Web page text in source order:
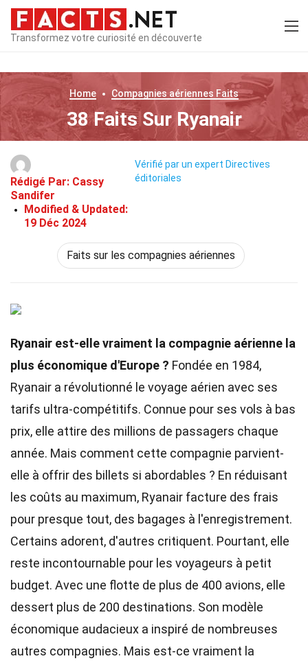
Transformez votre curiosité en découverte
Home Compagnies aériennes Faits
38 Faits Sur Ryanair
Rédigé Par: Cassy
Sandifer
Modified & Updated:
19 Déc 2024
Vérifié par un expert Directives
éditoriales
Faits sur les compagnies aériennes
Ryanair est-elle vraiment la compagnie aérienne la
plus économique d'Europe ? Fondée en 1984,
Ryanair a révolutionné le voyage aérien avec ses
tarifs ultra-compétitifs. Connue pour ses vols à bas
prix, elle attire des millions de passagers chaque
année. Mais comment cette compagnie parvient-
elle à offrir des billets si abordables ? En réduisant
les coûts au maximum, Ryanair facture des frais
pour presque tout, des bagages à l'enregistrement.
Certains adorent, d'autres critiquent. Pourtant, elle
reste incontournable pour les voyageurs à petit
budget. Avec une flotte de plus de 400 avions, elle
dessert plus de 200 destinations. Son modèle
économique audacieux a inspiré de nombreuses
autres compagnies. Mais est-ce vraiment la